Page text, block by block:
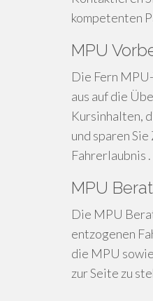
kompetenten
MPU
Die Fern
aus auf die
Kursinhalten,
und sparen
Fahrerlaubnis .
MPU
Die MPU
entzogenen
die MPU
zur Seite zu